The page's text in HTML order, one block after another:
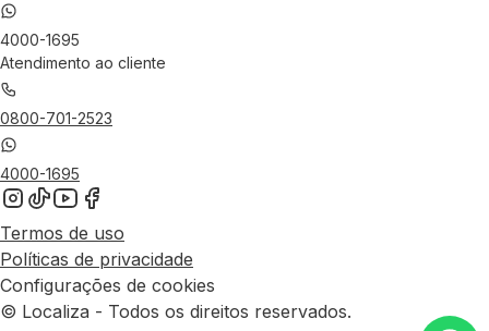
4000-1695
Atendimento ao cliente
0800-701-2523
4000-1695
Termos de uso
Políticas de privacidade
Configurações de cookies
© Localiza - Todos os direitos reservados.